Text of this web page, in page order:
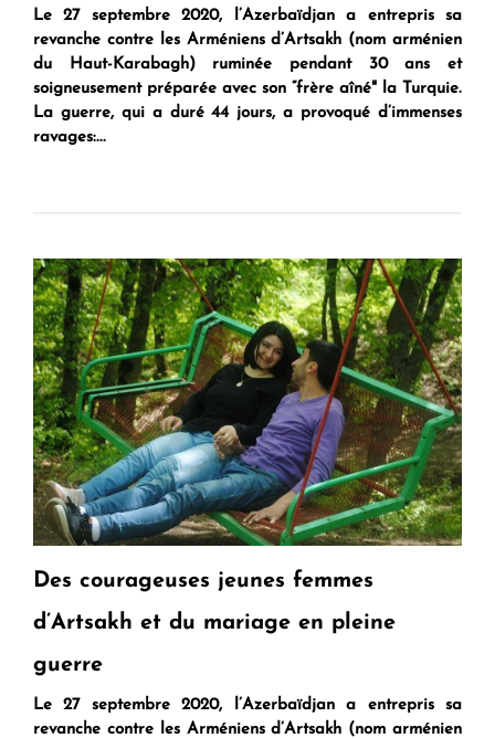
Le 27 septembre 2020, l’Azerbaïdjan a entrepris sa
revanche contre les Arméniens d’Artsakh (nom arménien
du Haut-Karabagh) ruminée pendant 30 ans et
soigneusement préparée avec son “frère aîné" la Turquie.
La guerre, qui a duré 44 jours, a provoqué d’immenses
ravages:...
Des courageuses jeunes femmes
d’Artsakh et du mariage en pleine
guerre
Le 27 septembre 2020, l’Azerbaïdjan a entrepris sa
revanche contre les Arméniens d’Artsakh (nom arménien